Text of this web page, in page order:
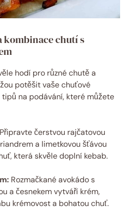
kombinace chutí s
hodí pro různé chutě a
potěšit vaše chuťové
tipů na podávání, které můžete
Připravte čerstvou rajčatovou
a limetkovou šťávou
která skvěle doplní kebab.
Rozmačkané avokádo s
a česnekem vytváří krém,
krémovost a bohatou chuť.